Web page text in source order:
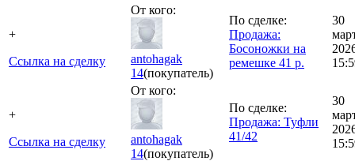
+
Ссылка на сделку
От кого:
antohagak
14(покупатель)
По сделке:
Продажа:
Босоножки на
ремешке 41 р.
30
+
Ссылка на сделку
От кого:
antohagak
14(покупатель)
По сделке:
Продажа: Туфли
41/42
30